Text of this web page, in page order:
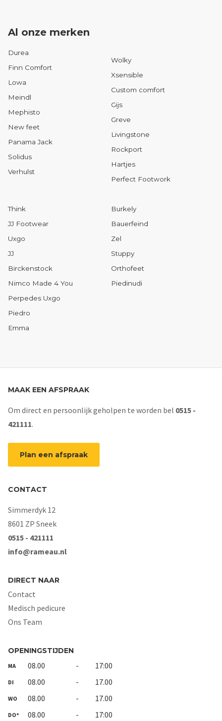
Al onze merken
Durea
Finn Comfort
Lowa
Meindl
Mephisto
New feet
Panama Jack
Solidus
Verhulst
Wolky
Xsensible
Custom comfort
Gijs
Greve
Livingstone
Rockport
Hartjes
Perfect Footwork
Think
JJ Footwear
Uxgo
JJ
Birckenstock
Nimco Made 4 You
Perpedes Uxgo
Piedro
Emma
Burkely
Bauerfeind
Zel
Stuppy
Orthofeet
Piedinudi
MAAK EEN AFSPRAAK
Om direct en persoonlijk geholpen te worden bel 0515 -
421111.
Plan een afspraak
CONTACT
Simmerdyk 12
8601 ZP Sneek
0515 - 421111
info@rameau.nl
DIRECT NAAR
Contact
Medisch pedicure
Ons Team
OPENINGSTIJDEN
MA 08.00 - 17:00
DI 08.00 - 17.00
WO 08.00 - 17.00
DO* 08.00 - 17:00